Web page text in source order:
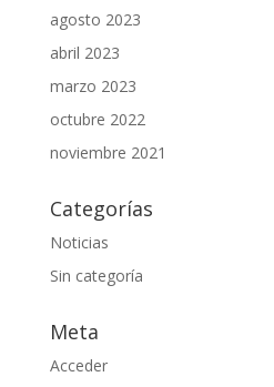
agosto 2023
abril 2023
marzo 2023
octubre 2022
noviembre 2021
Categorías
Noticias
Sin categoría
Meta
Acceder